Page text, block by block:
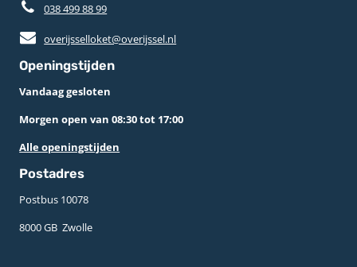
038 499 88 99
overijsselloket@overijssel.nl
Openingstijden
Vandaag gesloten
Morgen open van 08:30 tot 17:00
Alle openingstijden
Postadres
Postbus 10078 ­
8000 GB ­ Zwolle